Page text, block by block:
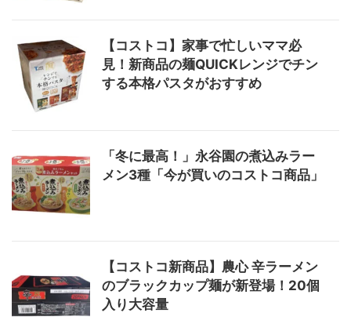
【コストコ】家事で忙しいママ必
見！新商品の麺QUICKレンジでチン
する本格パスタがおすすめ
「冬に最高！」永谷園の煮込みラー
メン3種「今が買いのコストコ商品」
【コストコ新商品】農心 辛ラーメン
のブラックカップ麺が新登場！20個
入り大容量